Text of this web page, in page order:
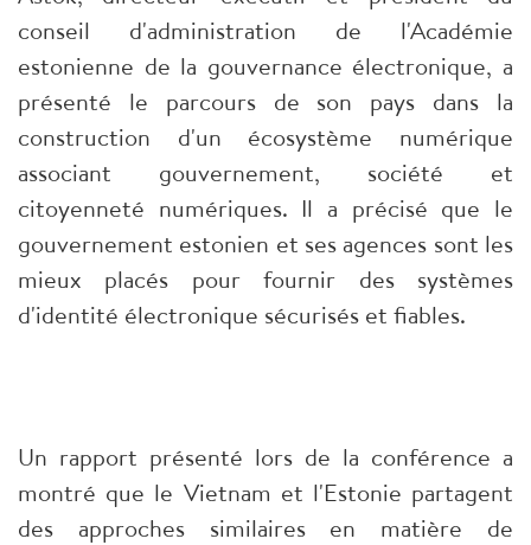
conseil d'administration de l'Académie
estonienne de la gouvernance électronique, a
présenté le parcours de son pays dans la
construction d'un écosystème numérique
associant gouvernement, société et
citoyenneté numériques. Il a précisé que le
gouvernement estonien et ses agences sont les
mieux placés pour fournir des systèmes
d'identité électronique sécurisés et fiables.
Un rapport présenté lors de la conférence a
montré que le Vietnam et l'Estonie partagent
des approches similaires en matière de